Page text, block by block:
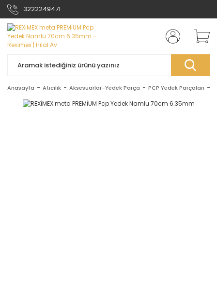
3222249471
Anasayfa Atıcılık Aksesuarlar-Yedek Parça PCP Yedek Parçaları